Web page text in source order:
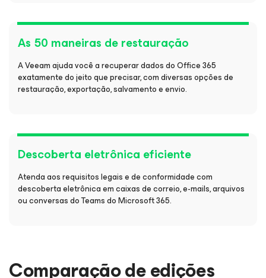
As 50 maneiras de restauração
A Veeam ajuda você a recuperar dados do Office 365
exatamente do jeito que precisar, com diversas opções de
restauração, exportação, salvamento e envio.
Descoberta eletrônica eficiente
Atenda aos requisitos legais e de conformidade com
descoberta eletrônica em caixas de correio, e-mails, arquivos
ou conversas do Teams do Microsoft 365.
Comparação de edições